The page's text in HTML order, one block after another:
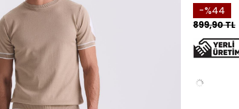
44
899,90 TL